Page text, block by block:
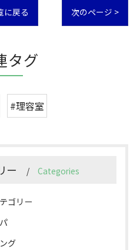
に戻る 次のページ >
タグ
#理容室
ー Categories
ゴリー
グ